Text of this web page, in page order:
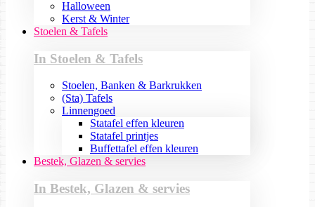
Halloween
Kerst & Winter
Stoelen & Tafels
In Stoelen & Tafels
Stoelen, Banken & Barkrukken
(Sta) Tafels
Linnengoed
Statafel effen kleuren
Statafel printjes
Buffettafel effen kleuren
Bestek, Glazen & servies
In Bestek, Glazen & servies